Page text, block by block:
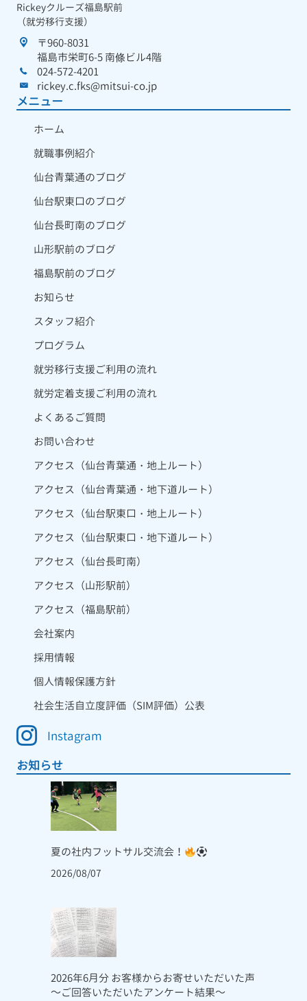
Rickeyクルーズ福島駅前
（就労移行支援）
〒960-8031
福島市栄町6-5 南條ビル4階
024-572-4201
rickey.c.fks@mitsui-co.jp
メニュー
ホーム
就職事例紹介
仙台青葉通のブログ
仙台駅東口のブログ
仙台長町南のブログ
山形駅前のブログ
福島駅前のブログ
お知らせ
スタッフ紹介
プログラム
就労移行支援ご利用の流れ
就労定着支援ご利用の流れ
よくあるご質問
お問い合わせ
アクセス（仙台青葉通・地上ルート）
アクセス（仙台青葉通・地下道ルート）
アクセス（仙台駅東口・地上ルート）
アクセス（仙台駅東口・地下道ルート）
アクセス（仙台長町南）
アクセス（山形駅前）
アクセス（福島駅前）
会社案内
採用情報
個人情報保護方針
社会生活自立度評価（SIM評価）公表
Instagram
お知らせ
夏の社内フットサル交流会！
2026/08/07
2026年6月分 お客様からお寄せいただいた声
～ご回答いただいたアンケート結果～